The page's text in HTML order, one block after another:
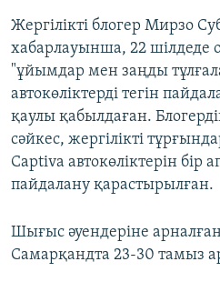
Жергілікті блогер Мирзо
хабарлауынша, 22 шілдеде
"ұйымдар мен заңды
автокөліктерді тегін
қаулы қабылдаған.
сәйкес, жергілікті
Captiva автокөліктерін бір
пайдалану қарастырылған.
Шығыс әуендеріне
Самарқандта 23-30 тамыз